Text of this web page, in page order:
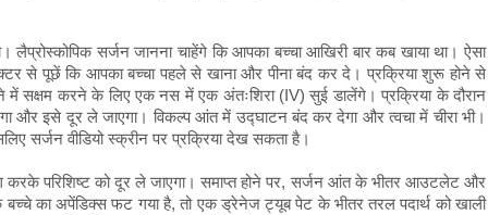
सर्जन जानना चाहेंगे कि आपका बच्चा आखिरी बार कब खाया था। ऐसा
से पूछें कि आपका बच्चा पहले से खाना और पीना बंद कर दे। प्रक्रिया शुरू होने से
सक्षम करने के लिए एक नस में एक अंतःशिरा (IV) सुई डालेंगे। प्रक्रिया के दौरान
और इसे दूर ले जाएगा। विकल्प आंत में उद्घाटन बंद कर देगा और त्वचा में चीरा भी।
सर्जन वीडियो स्क्रीन पर प्रक्रिया देख सकता है।
करके परिशिष्ट को दूर ले जाएगा। समाप्त होने पर, सर्जन आंत के भीतर आउटलेट और
बच्चे का अपेंडिक्स फट गया है, तो एक ड्रेनेज ट्यूब पेट के भीतर तरल पदार्थ को खाली